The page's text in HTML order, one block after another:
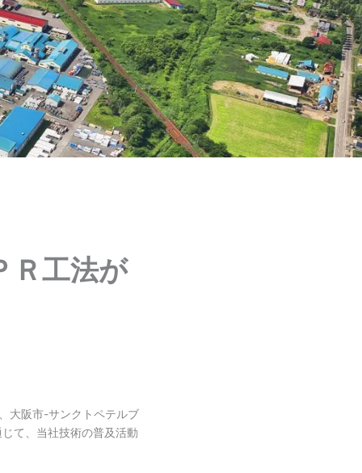
Ｒ工法が
大阪市-サンクトペテルブ
て、当社技術の普及活動